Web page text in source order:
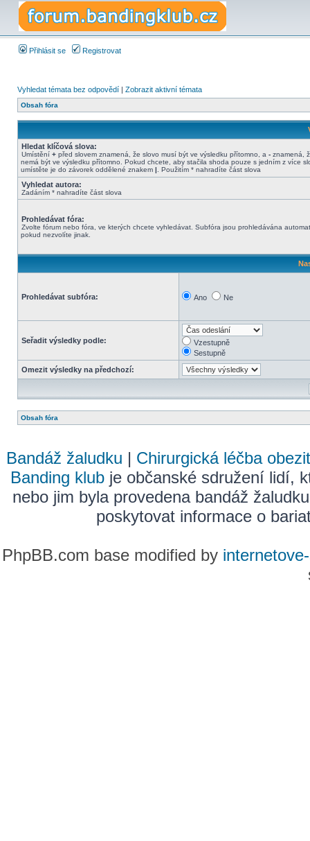
Přihlásit se Registrovat
Vyhledat témata bez odpovědí | Zobrazit aktivní témata
Obsah fóra
Hledat klíčová slova:
Umístění + před slovem znamená, že slovo musí být ve výsledku přítomno, a - znamená,
nemá být ve výsledku přítomno. Pokud chcete, aby stačila shoda pouze s jedním z více
umístěte je do závorek oddělené znakem | . Použitím * nahradíte část slova
Vyhledat autora:
Zadáním * nahradíte část slova
Prohledávat fóra:
Zvolte fórum nebo fóra, ve kterých chcete vyhledávat. Subfóra jsou prohledávána
pokud nezvolíte jinak.
Prohledávat subfóra: Ano Ne
Seřadit výsledky podle:
Vzestupně
Sestupně
Omezit výsledky na předchozí:
Obsah fóra
Bandáž žaludku | Chirurgická léčba
Banding klub je občanské sdružení lidí,
nebo jim byla provedena bandáž
poskytovat informace o
PhpBB.com base modified by